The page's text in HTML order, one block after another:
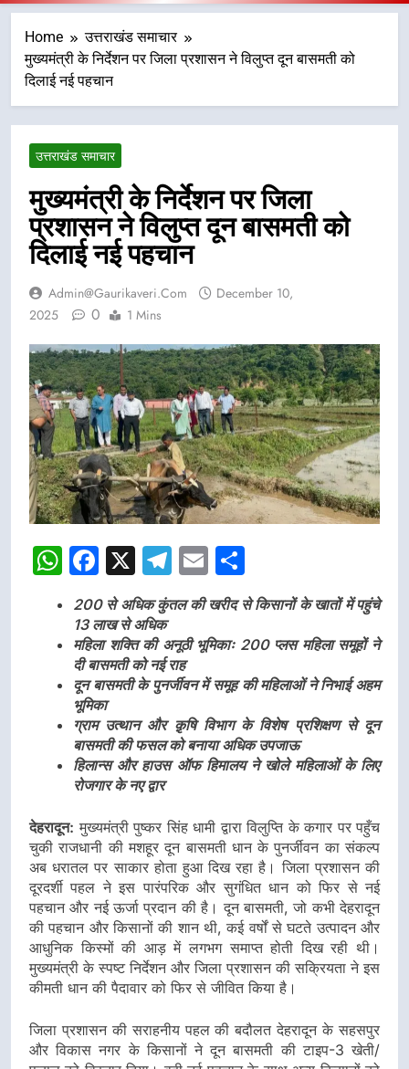
Home
उत्तराखंड समाचार
मुख्यमंत्री के निर्देशन पर जिला प्रशासन ने विलुप्त दून बासमती को
दिलाई नई पहचान
उत्तराखंड समाचार
मुख्यमंत्री के निर्देशन पर जिला
प्रशासन ने विलुप्त दून बासमती को
दिलाई नई पहचान
Admin@gaurikaveri.com
December 10,
2025
0 1 Mins
WhatsApp
Facebook
X Telegram
Email
200 से अधिक कुंतल की खरीद से किसानों के खातों में पहुंचे
13 लाख से अधिक
महिला शक्ति की अनूठी भूमिकाः 200 प्लस महिला समूहों ने
दी बासमती को नई राह
दून बासमती के पुनर्जीवन में समूह की महिलाओं ने निभाई अहम
भूमिका
ग्राम उत्थान और क़ृषि विभाग के विशेष प्रशिक्षण से दून
बासमती की फसल को बनाया अधिक उपजाऊ
हिलान्स और हाउस ऑफ हिमालय ने खोले महिलाओं के लिए
रोजगार के नए द्वार
देहरादून: मुख्यमंत्री पुष्कर सिंह धामी द्वारा विलुप्ति के कगार पर पहुँच
चुकी राजधानी की मशहूर दून बासमती धान के पुनर्जीवन का संकल्प
अब धरातल पर साकार होता हुआ दिख रहा है। जिला प्रशासन की
दूरदर्शी पहल ने इस पारंपरिक और सुगंधित धान को फिर से नई
पहचान और नई ऊर्जा प्रदान की है। दून बासमती, जो कभी देहरादून
की पहचान और किसानों की शान थी, कई वर्षों से घटते उत्पादन और
आधुनिक किस्मों की आड़ में लगभग समाप्त होती दिख रही थी।
मुख्यमंत्री के स्पष्ट निर्देशन और जिला प्रशासन की सक्रियता ने इस
कीमती धान की पैदावार को फिर से जीवित किया है।
जिला प्रशासन की सराहनीय पहल की बदौलत देहरादून के सहसपुर
और विकास नगर के किसानों ने दून बासमती की टाइप-3 खेती/